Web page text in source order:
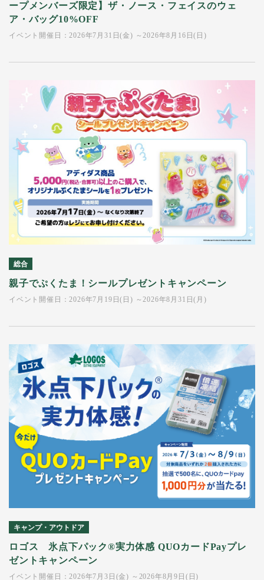
ープメンバーズ限定】ザ・ノース・フェイスのウェ
ア・バッグ10%OFF
イベント開催日：2026年7月31日(金) ～2026年8月16日(日)
総合
親子でぷくたま！シールプレゼントキャンペーン
イベント開催日：2026年7月19日(日) ～2026年8月31日(月)
キャンプ・アウトドア
ロゴス 氷点下パック®実力体感 QUOカードPayプレ
ゼントキャンペーン
イベント開催日：2026年7月3日(金) ～2026年8月9日(日)